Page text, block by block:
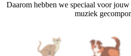
Daarom hebben we speciaal voor
muziek